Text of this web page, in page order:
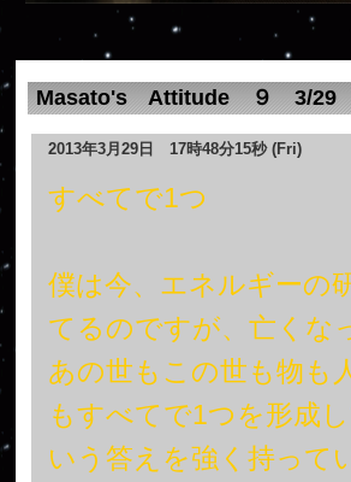
Masato's Attitude ９ 3/29
2013年3月29日 17時48分15秒 (Fri)
すべてで1つ
僕は今、エネルギーの
てるのですが、亡くな
あの世もこの世も物も
もすべてで1つを形成
いう答えを強く持って